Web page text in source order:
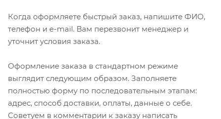
Когда оформляете быстрый заказ, напишите ФИО,
телефон и e-mail. Вам перезвонит менеджер и
уточнит условия заказа.
Оформление заказа в стандартном режиме
выглядит следующим образом. Заполняете
полностью форму по последовательным этапам:
адрес, способ доставки, оплаты, данные о себе.
Советуем в комментарии к заказу написать